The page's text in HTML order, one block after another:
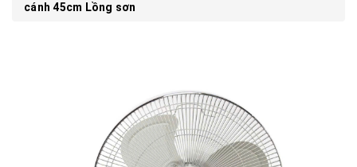
cánh 45cm Lồng sơn